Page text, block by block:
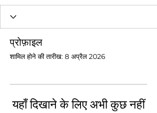
प्रोफ़ाइल
शामिल होने की तारीख: 8 अप्रैल 2026
यहाँ दिखाने के लिए अभी कुछ नहीं